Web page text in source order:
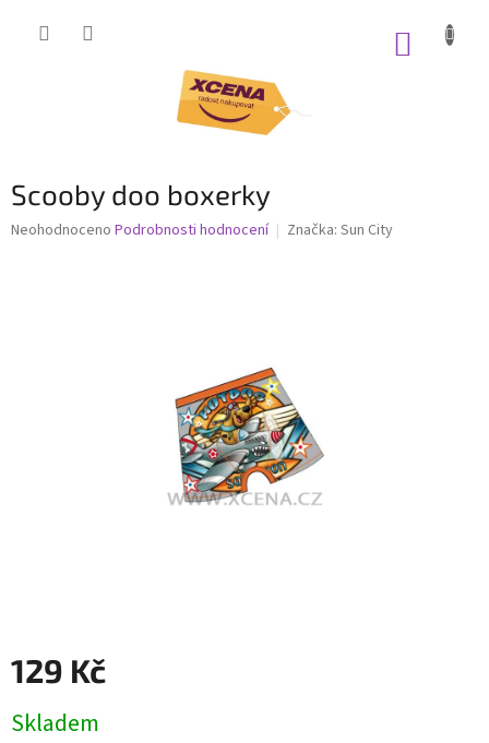
Scooby doo boxerky
Průměrné
Neohodnoceno Podrobnosti hodnocení Značka: Sun City
129 Kč
cena:
Skladem